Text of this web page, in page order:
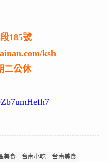
185號
ksh
二公休
美食 台南小吃 台南美食